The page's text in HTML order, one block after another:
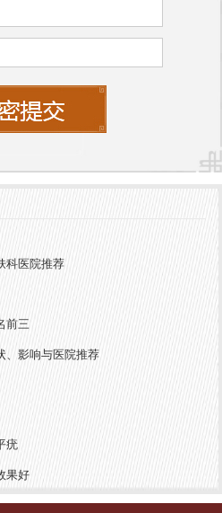
重要影响。空气污染、紫
可能导致皮肤问题的加
损，从而增加感染的风
活环境，定期清洁皮肤，
平疣的诊疗服务，其中
济
业的医疗团队和出色的治
认可。医院拥有多位经验
为患者提供个性化的诊疗
者的心理疏导，帮助患者
压力。
通过医院的官方网站或电
候。医院还提供详细的检
了解自身的病情，制定合
皮肤病，但通过科学的预
科医院推荐
前三
、影响与医院推荐
疣
果好